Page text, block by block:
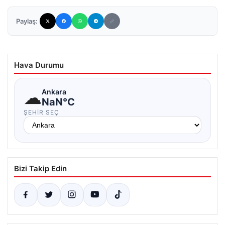
Paylaş:
Hava Durumu
☁Ankara
NaN°C
ŞEHIR SEÇ
Bizi Takip Edin